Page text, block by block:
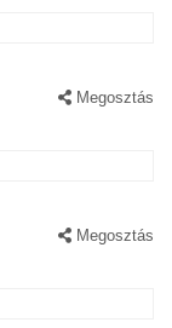
Megosztás
Megosztás